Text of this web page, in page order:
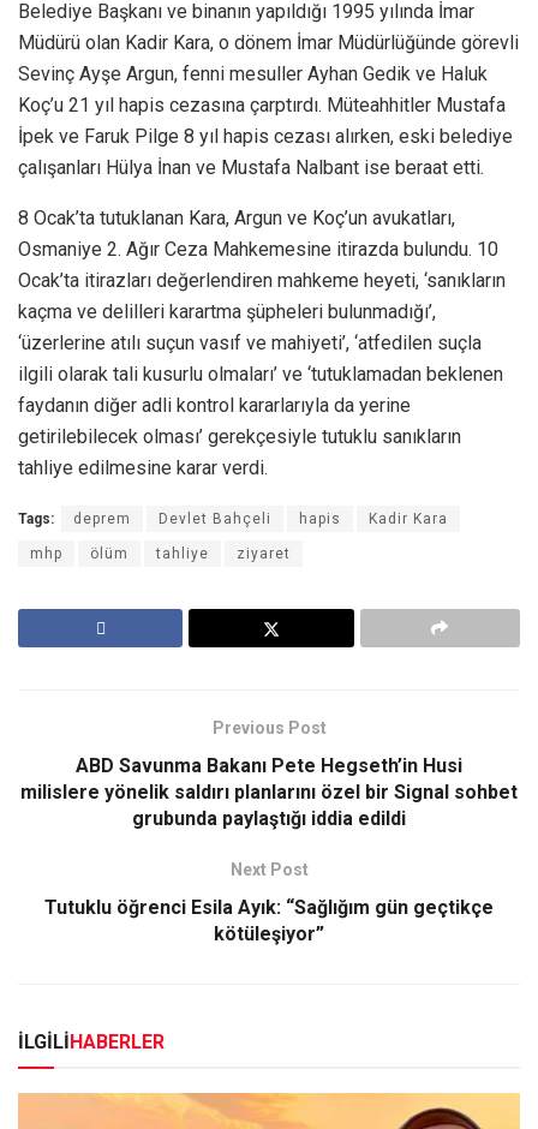
Belediye Başkanı ve binanın yapıldığı 1995 yılında İmar
Müdürü olan Kadir Kara, o dönem İmar Müdürlüğünde görevli
Sevinç Ayşe Argun, fenni mesuller Ayhan Gedik ve Haluk
Koç’u 21 yıl hapis cezasına çarptırdı. Müteahhitler Mustafa
İpek ve Faruk Pilge 8 yıl hapis cezası alırken, eski belediye
çalışanları Hülya İnan ve Mustafa Nalbant ise beraat etti.
8 Ocak’ta tutuklanan Kara, Argun ve Koç’un avukatları,
Osmaniye 2. Ağır Ceza Mahkemesine itirazda bulundu. 10
Ocak’ta itirazları değerlendiren mahkeme heyeti, ‘sanıkların
kaçma ve delilleri karartma şüpheleri bulunmadığı’,
‘üzerlerine atılı suçun vasıf ve mahiyeti’, ‘atfedilen suçla
ilgili olarak tali kusurlu olmaları’ ve ‘tutuklamadan beklenen
faydanın diğer adli kontrol kararlarıyla da yerine
getirilebilecek olması’ gerekçesiyle tutuklu sanıkların
tahliye edilmesine karar verdi.
Tags: deprem Devlet Bahçeli hapis Kadir Kara
mhp ölüm tahliye ziyaret
Previous Post
ABD Savunma Bakanı Pete Hegseth’in Husi
milislere yönelik saldırı planlarını özel bir Signal sohbet
grubunda paylaştığı iddia edildi
Next Post
Tutuklu öğrenci Esila Ayık: “Sağlığım gün geçtikçe
kötüleşiyor”
İLGİLİ HABERLER